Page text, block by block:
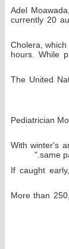
Adel
currently 20
Cholera,
hours. While
The United
Pediatrician
"With winter's
same
If caught
More than